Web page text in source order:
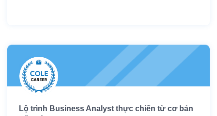
Lộ trình Business Analyst thực chiến từ cơ bản